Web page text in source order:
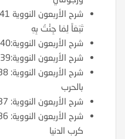
تَبَعَاً لِمَا جِئْتُ بِهِ
شرح الأربعون النووية:40- كُنْ فِي الدُّنْيَا كَأَنَّكَ غَرِيْبٌ
شرح الأربعون النووية:39- إن الله تجاوز لي عن أمتي
بالحرب
شرح الأربعون النووية: 37- إن الله كتب الحسنات والسيئات
كرب الدنيا